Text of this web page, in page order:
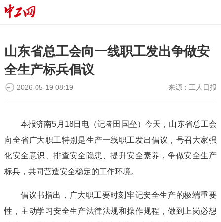
山东省总工会向一线职工发出争做安
全生产标兵倡议
来源： 工人日报
2026-05-19 08:19
本报济南5月18日电（记者田国垒）今天，山东省总工会
向全省广大职工特别是生产一线职工发出倡议，号召大家强
化安全意识、排查安全隐患、提升安全素养，争做安全生产
标兵，共同营造安全稳定的工作环境。
倡议书指出，广大职工要时刻牢记安全生产的极端重要
性，主动学习安全生产法律法规和操作规程，做到上岗必想